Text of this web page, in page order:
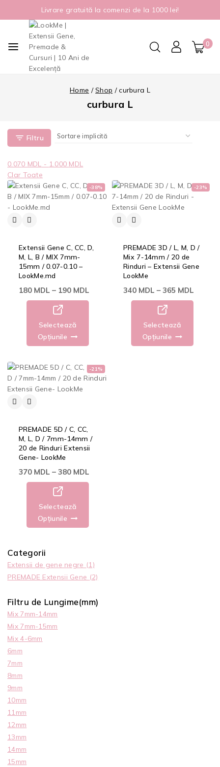
Livrare gratuită la comenzi de la 1000 lei!
0
Home / Shop / curbura L
curbura L
Filtru
0.070 MDL - 1.000 MDL
Clar Toate
-38%
Extensii Gene C, CC, D,
M, L, B / MIX 7mm-
15mm / 0.07-0.10 –
LookMe.md
180 MDL – 190 MDL
Selectează
Opțiunile
-23%
PREMADE 3D / L, M, D /
Mix 7-14mm / 20 de
Rinduri – Extensii Gene
LookMe
340 MDL – 365 MDL
Selectează
Opțiunile
-21%
PREMADE 5D / C, CC,
M, L, D / 7mm-14mm /
20 de Rinduri Extensii
Gene- LookMe
370 MDL – 380 MDL
Selectează
Opțiunile
Categorii
Extensii de gene negre (1)
PREMADE Extensii Gene (2)
Filtru de Lungime(mm)
Mix 7mm-14mm
Mix 7mm-15mm
Mix 4-6mm
6mm
7mm
8mm
9mm
10mm
11mm
12mm
13mm
14mm
15mm